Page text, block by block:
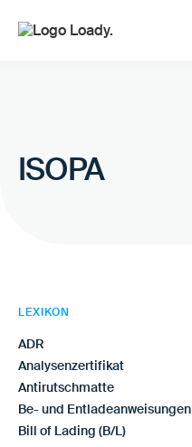
ISOPA
LEXIKON
ADR
Analysenzertifikat
Antirutschmatte
Be- und Entladeanweisungen
Bill of Lading (B/L)